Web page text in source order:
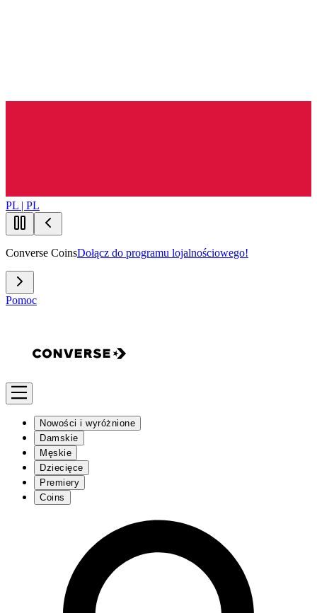
PL | PL
Converse CoinsDołącz do programu lojalnościowego!
Pomoc
Nowości i wyróżnione
Damskie
Męskie
Dziecięce
Premiery
Coins